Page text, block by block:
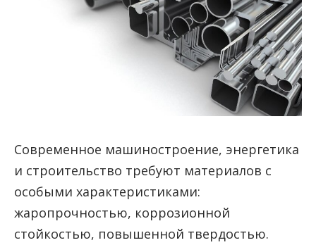
Современное машиностроение, энергетика
и строительство требуют материалов с
особыми характеристиками:
жаропрочностью, коррозионной
стойкостью, повышенной твердостью.